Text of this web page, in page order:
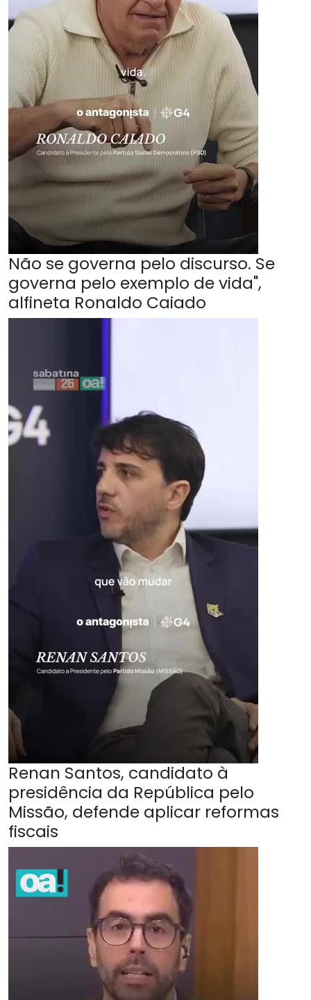
Não se governa pelo discurso. Se
governa pelo exemplo de vida",
alfineta Ronaldo Caiado
Renan Santos, candidato à
presidência da República pelo
Missão, defende aplicar reformas
fiscais